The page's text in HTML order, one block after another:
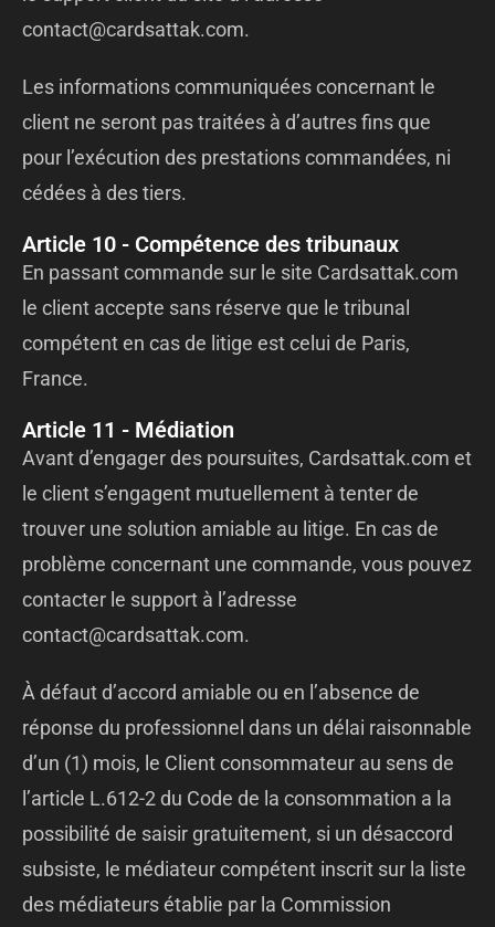
contact@cardsattak.com.
Les informations communiquées concernant le
client ne seront pas traitées à d’autres fins que
pour l’exécution des prestations commandées, ni
cédées à des tiers.
Article 10 - Compétence des tribunaux
En passant commande sur le site Cardsattak.com
le client accepte sans réserve que le tribunal
compétent en cas de litige est celui de Paris,
France.
Article 11 - Médiation
Avant d’engager des poursuites, Cardsattak.com et
le client s’engagent mutuellement à tenter de
trouver une solution amiable au litige. En cas de
problème concernant une commande, vous pouvez
contacter le support à l’adresse
contact@cardsattak.com.
À défaut d’accord amiable ou en l’absence de
réponse du professionnel dans un délai raisonnable
d’un (1) mois, le Client consommateur au sens de
l’article L.612-2 du Code de la consommation a la
possibilité de saisir gratuitement, si un désaccord
subsiste, le médiateur compétent inscrit sur la liste
des médiateurs établie par la Commission